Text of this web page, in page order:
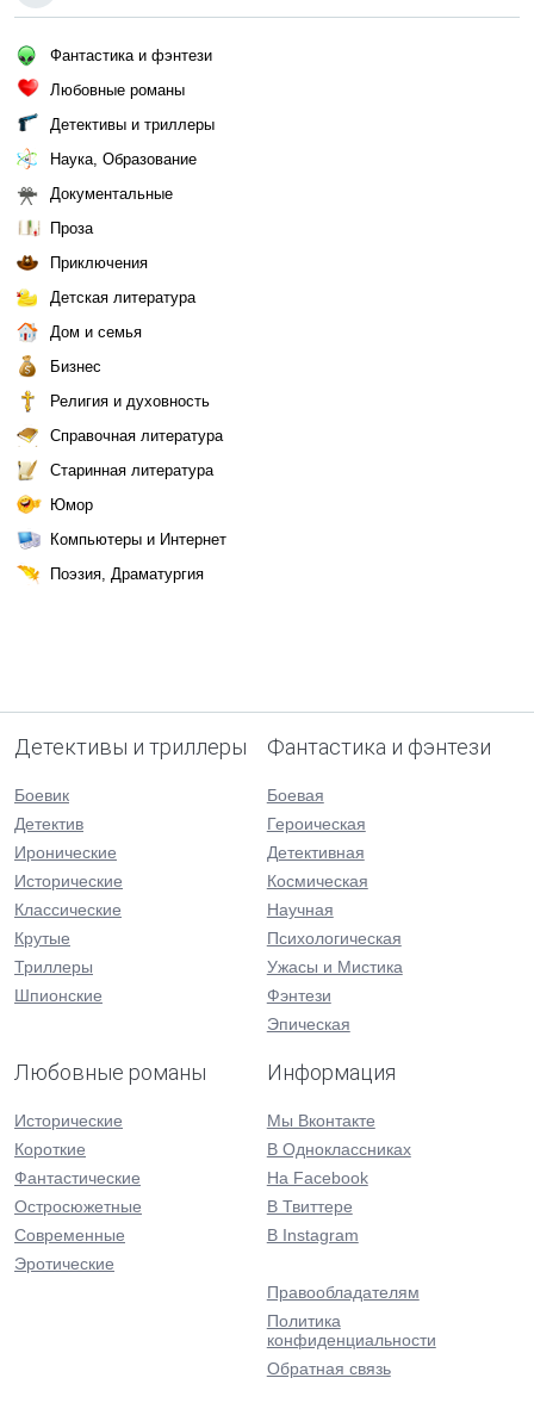
Фантастика и фэнтези
Любовные романы
Детективы и триллеры
Наука, Образование
Документальные
Проза
Приключения
Детская литература
Дом и семья
Бизнес
Религия и духовность
Справочная литература
Старинная литература
Юмор
Компьютеры и Интернет
Поэзия, Драматургия
Детективы и триллеры
Боевик
Детектив
Иронические
Исторические
Классические
Крутые
Триллеры
Шпионские
Фантастика и фэнтези
Боевая
Героическая
Детективная
Космическая
Научная
Психологическая
Ужасы и Мистика
Фэнтези
Эпическая
Любовные романы
Исторические
Короткие
Фантастические
Остросюжетные
Современные
Эротические
Информация
Мы Вконтакте
В Одноклассниках
На Facebook
В Твиттере
В Instagram
Правообладателям
Политика
конфиденциальности
Обратная связь